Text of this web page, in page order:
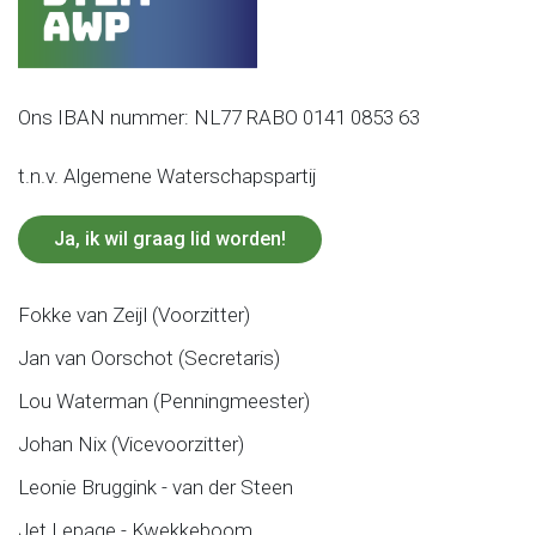
Ons IBAN nummer: NL77 RABO 0141 0853 63
t.n.v. Algemene Waterschapspartij
Ja, ik wil graag lid worden!
Fokke van Zeijl (Voorzitter)
Jan van Oorschot (Secretaris)
Lou Waterman (Penningmeester)
Johan Nix (Vicevoorzitter)
Leonie Bruggink - van der Steen
Jet Lepage - Kwekkeboom